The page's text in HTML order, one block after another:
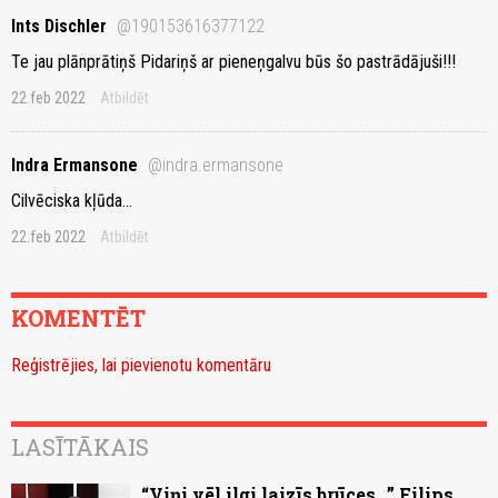
Ints Dischler @190153616377122
Te jau plānprātiņš Pidariņš ar pieneņgalvu būs šo pastrādājuši!!!
22.feb 2022 Atbildēt
Indra Ermansone @indra.ermansone
Cilvēciska kļūda...
22.feb 2022 Atbildēt
KOMENTĒT
Reģistrējies, lai pievienotu komentāru
LASĪTĀKAIS